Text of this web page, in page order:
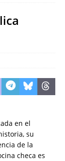
en el
su
de la
checa es